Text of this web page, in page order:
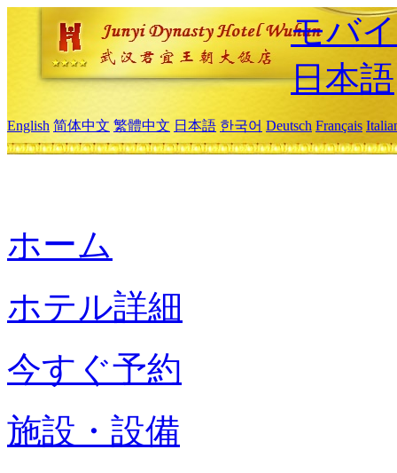
モバ
日本語
English 简体中文 繁體中文 日本語 한국어 Deutsch Français
ホーム
ホテル詳細
今すぐ予約
施設・設備